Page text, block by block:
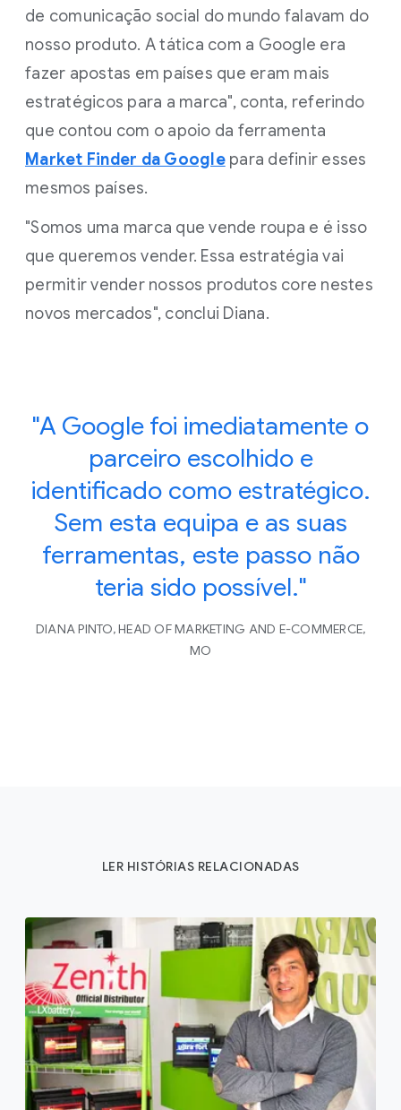
de comunicação social do mundo falavam do
nosso produto. A tática com a Google era
fazer apostas em países que eram mais
estratégicos para a marca", conta, referindo
que contou com o apoio da ferramenta
Market Finder da Googlepara definir esses
mesmos países.
"Somos uma marca que vende roupa e é isso
que queremos vender. Essa estratégia vai
permitir vender nossos produtos core nestes
novos mercados", conclui Diana.
"A Google foi imediatamente o
parceiro escolhido e
identificado como estratégico.
Sem esta equipa e as suas
ferramentas, este passo não
teria sido possível."
DIANA PINTO, HEAD OF MARKETING AND E-COMMERCE,
MO
LER HISTÓRIAS RELACIONADAS